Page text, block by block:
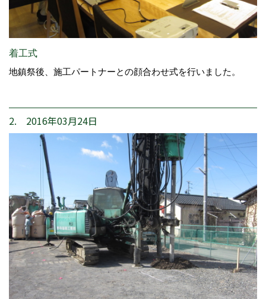
着工式
地鎮祭後、施工パートナーとの顔合わせ式を行いました。
2. 2016年03月24日